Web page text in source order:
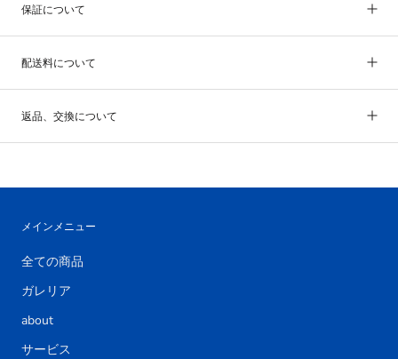
保証について
配送料について
返品、交換について
メインメニュー
全ての商品
ガレリア
about
サービス